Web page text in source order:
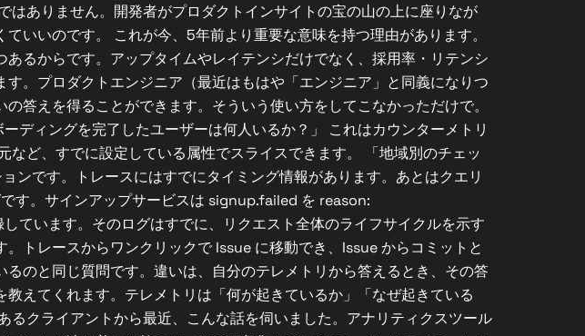
ありません。開発者がプロダクトインサイトの宝の山の上に座りなが
いいのです。 これが今、5年前より重要な意味を持つ理由があります。
るからです。アップタイムやレイテンシだけでなく、採用率・リテンシ
。プロダクトエンジニア（最近はもはや「エンジニア」と同義になりつ
答えを得ることができます。そういう使い方をしてこなかっただけで。
ディングを完了したユーザーは何人いるか？」 これはカウンターメトリ
ど、すでに設定している属性でスライスできます。 「地域別のチェッ
ンです。トレースにはすでにタイミング情報があります。あとはクエリ
す。サインアップサービスは signup.failed を reason:
います。そのログはすでに、リクエスト全体のライフサイクルを示す
トレースからワンクリックで Issue に移動でき、Issue からコミットと
のと同じ質問です。違いは、自分のテレメトリから答えるとき、その答
えてくれます。テレメトリは「何が起きているか」「なぜ起きている
クライアントから最近、こんな話を伺いました。アナリティクスツール